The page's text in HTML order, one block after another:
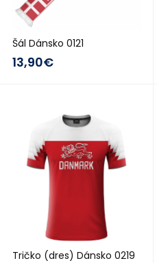
Šál Dánsko 0121
13,90€
Tričko (dres) Dánsko 0219